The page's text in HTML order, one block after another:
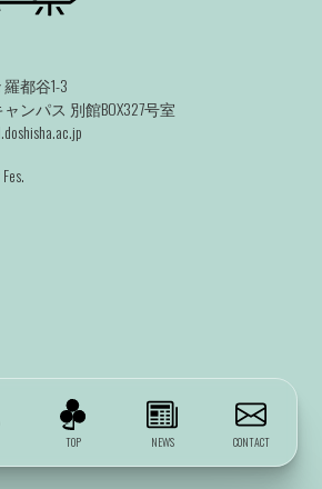
TOP NEWS CONTACT
都谷1-3
ンパス 別館BOX327号室